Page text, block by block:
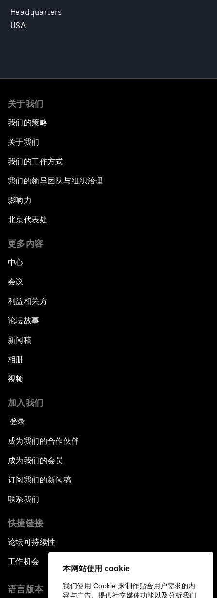
本网站使用 cookie
我们使用 Cookie 来制作贴合用户需求的内
容与广告、提供社交媒体功能以及分析我们
Headquarters
USA
关于我们
我们的策略
关于我们
我们的工作方式
我们的领导团队与组织治理
影响力
北京代表处
更多内容
中心
会议
利益相关方
论坛故事
新闻稿
相册
视频
加入我们
登录
成为我们的合作伙伴
成为我们的会员
订阅我们的新闻稿
联系我们
快捷链接
论坛可持续性
工作机会
语言版本